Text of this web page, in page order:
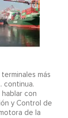
más
continua.
con
y Control de
de la